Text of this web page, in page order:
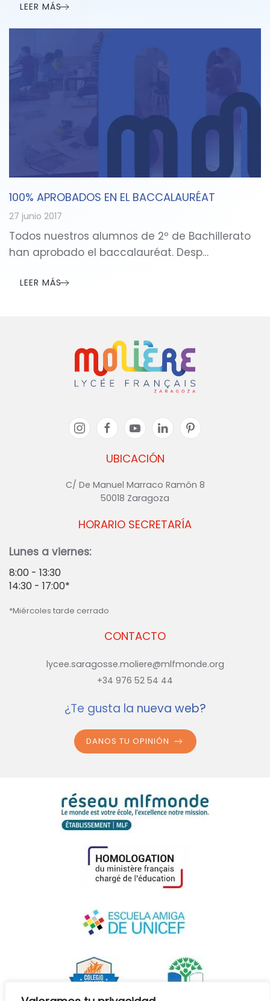
LEER MÁS
100% APROBADOS EN EL BACCALAURÉAT
27 junio 2017
Todos nuestros alumnos de 2º de Bachillerato
han aprobado el baccalauréat. Desp…
LEER MÁS
UBICACIÓN
C/ De Manuel Marraco Ramón 8
50018 Zaragoza
CONTACTO
lycee.saragosse.moliere@mlfmonde.org
+34 976 52 54 44
HORARIO SECRETARÍA
Lunes a viernes:
8:00 - 13:30
14:30 - 17:00*
*Miércoles tarde cerrado
¿Te gusta la nueva web?
DANOS TU OPINIÓN